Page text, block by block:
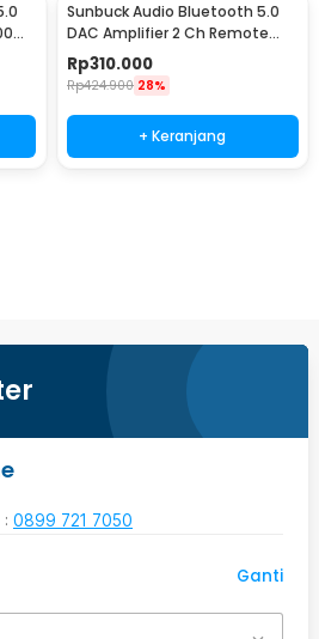
Sunbuck Audio Bluetooth 5.0
DAC Amplifier 2 Ch Remote
2000W - AV-660BT
Rp310.000
Rp424.900 28%
+ Keranjang
0899 721 7050
Ganti